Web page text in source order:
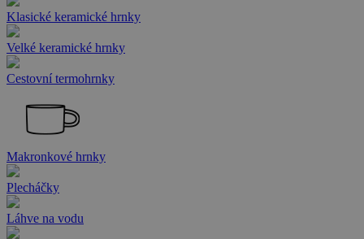
Klasické keramické hrnky
Velké keramické hrnky
Cestovní termohrnky
Makronkové hrnky
Plecháčky
Láhve na vodu